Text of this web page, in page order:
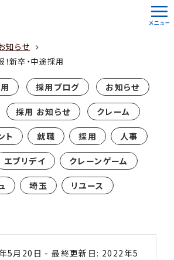
知らせ
新卒・中途採用
採用ブログ お知らせ
採用 お知らせ クレーム
ト 就職 採用 人事
エブリデイ クレーンゲーム
埼玉 リユース
5月20日 -最終更新日: 2022年5